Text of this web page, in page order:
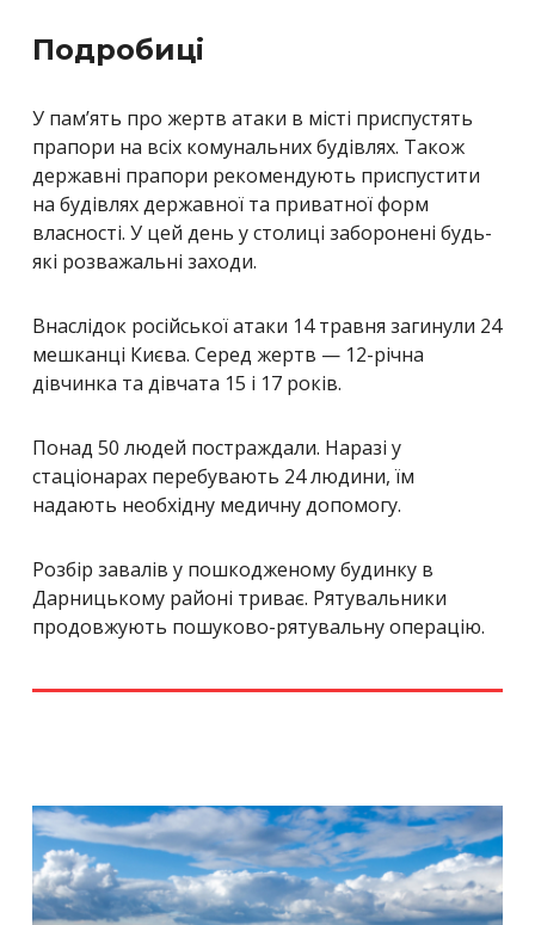
Подробиці
У пам’ять про жертв атаки в місті приспустять
прапори на всіх комунальних будівлях. Також
державні прапори рекомендують приспустити
на будівлях державної та приватної форм
власності. У цей день у столиці заборонені будь-
які розважальні заходи.
Внаслідок російської атаки 14 травня загинули 24
мешканці Києва. Серед жертв — 12-річна
дівчинка та дівчата 15 і 17 років.
Понад 50 людей постраждали. Наразі у
стаціонарах перебувають 24 людини, їм
надають необхідну медичну допомогу.
Розбір завалів у пошкодженому будинку в
Дарницькому районі триває. Рятувальники
продовжують пошуково-рятувальну операцію.